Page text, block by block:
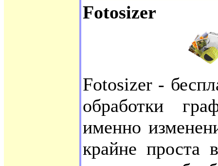
Fotosizer
Fotosizer -
обработки
именно
крайне проста